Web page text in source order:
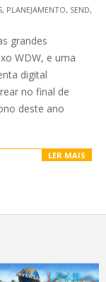
, PLANEJAMENTO, SEND,
grandes
WDW, e uma
digital
no final de
deste ano
LER MAIS